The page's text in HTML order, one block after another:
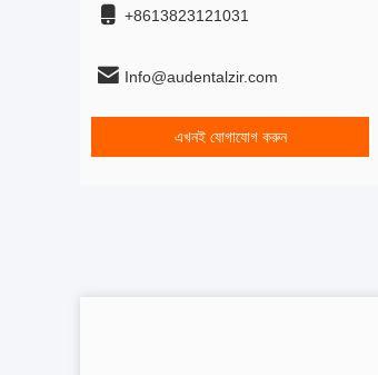
+8613823121031
Info@audentalzir.com
এখনই যোগাযোগ করুন